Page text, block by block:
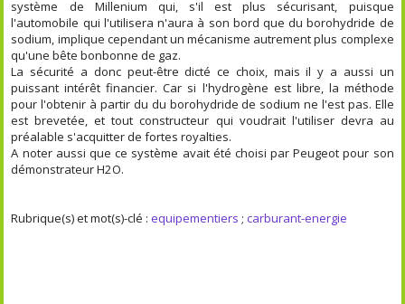
système de Millenium qui, s'il est plus sécurisant, puisque
l'automobile qui l'utilisera n'aura à son bord que du borohydride de
sodium, implique cependant un mécanisme autrement plus complexe
qu'une bête bonbonne de gaz.
La sécurité a donc peut-être dicté ce choix, mais il y a aussi un
puissant intérêt financier. Car si l'hydrogène est libre, la méthode
pour l'obtenir à partir du du borohydride de sodium ne l'est pas. Elle
est brevetée, et tout constructeur qui voudrait l'utiliser devra au
préalable s'acquitter de fortes royalties.
A noter aussi que ce système avait été choisi par Peugeot pour son
démonstrateur H2O.
Rubrique(s) et mot(s)-clé :equipementiers ;carburant-energie